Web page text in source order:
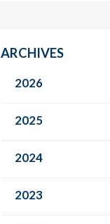
ARCHIVES
2026
2025
2024
2023